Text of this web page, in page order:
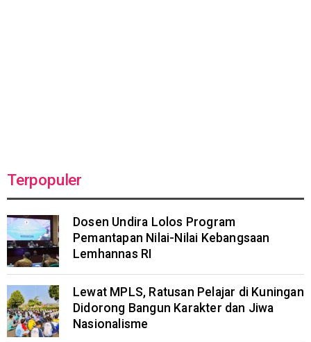
Terpopuler
Dosen Undira Lolos Program
Pemantapan Nilai-Nilai Kebangsaan
Lemhannas RI
Lewat MPLS, Ratusan Pelajar di Kuningan
Didorong Bangun Karakter dan Jiwa
Nasionalisme